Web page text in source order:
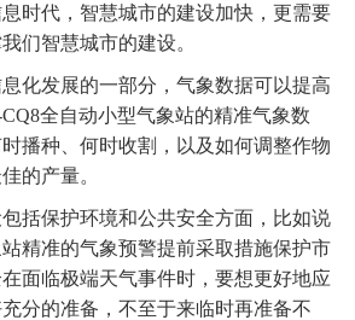
时代，智慧城市的建设加快，更需要
们智慧城市的建设。
化发展的一部分，气象数据可以提高
全自动小型气象站的精准气象数
播种、何时收割，以及如何调整作物
的产量。
括保护环境和公共安全方面，比如说
精准的气象预警提前采取措施保护市
面临极端天气事件时，要想更好地应
分的准备，不至于来临时再准备不